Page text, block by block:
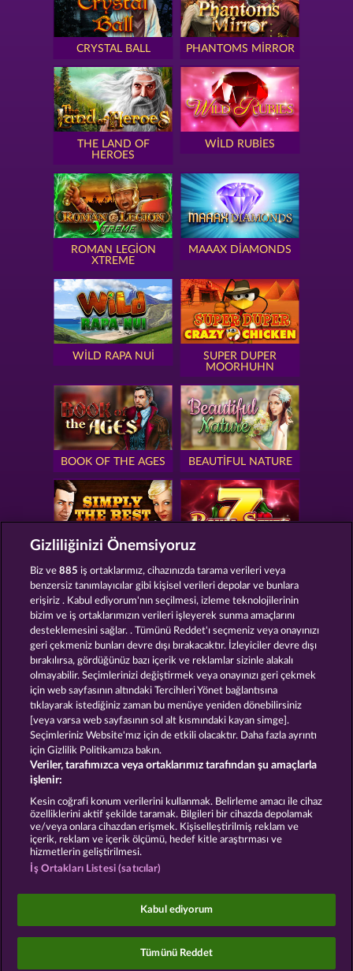
CRYSTAL BALL PHANTOMS MIRROR
THE LAND OF
HEROES
WILD RUBIES
ROMAN LEGION
XTREME
MAAAX DIAMONDS
WILD RAPA NUI
SUPER DUPER
MOORHUHN
BOOK OF THE AGES BEAUTIFUL NATURE
SIMPLY THE BEST
GOLDEN EI OF
MOORHUHN
FOREVER
DIAMONDS
Bütün oyunları göster
Hüküm ve Koşullar Gizlilik Beyanı Künye
Şirket SSS Facebook
İptal talebini gönder
Sosyal casino oyunları sadece eğlence amaçlıdır ve
gerçek parayla oynanan kumar oyunlarında
kesinlikle hiçbir etkisi yoktur.
©2026 Whow Games GmbH
Gizliliğinizi Önemsiyoruz
Biz ve885 iş ortaklarımız, cihazınızda tarama verileri veya
benzersiz tanımlayıcılar gibi kişisel verileri depolar ve bunlara
erişiriz . Kabul ediyorum'nın seçilmesi, izleme teknolojilerinin
bizim ve iş ortaklarımızın verileri işleyerek sunma amaçlarını
desteklemesini sağlar. . Tümünü Reddet'ı seçmeniz veya onayınızı
geri çekmeniz bunları devre dışı bırakacaktır. İzleyiciler devre dışı
bırakılırsa, gördüğünüz bazı içerik ve reklamlar sizinle alakalı
olmayabilir. Seçimlerinizi değiştirmek veya onayınızı geri çekmek
için web sayfasının altındaki Tercihleri Yönet bağlantısına
tıklayarak istediğiniz zaman bu menüye yeniden dönebilirsiniz
[veya varsa web sayfasının sol alt kısmındaki kayan simge].
Seçimleriniz Website'mız için de etkili olacaktır. Daha fazla ayrıntı
için Gizlilik Politikamıza bakın.
Veriler, tarafımızca veya ortaklarımız tarafından şu amaçlarla
işlenir:
Kesin coğrafi konum verilerini kullanmak. Belirleme amacı ile cihaz
özelliklerini aktif şekilde taramak. Bilgileri bir cihazda depolamak
ve/veya onlara cihazdan erişmek. Kişiselleştirilmiş reklam ve
içerik, reklam ve içerik ölçümü, hedef kitle araştırması ve
hizmetlerin geliştirilmesi.
İş Ortakları Listesi (satıcılar)
Kabul ediyorum
Tümünü Reddet